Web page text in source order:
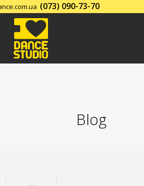
(073) 090-73-70
обратный звонок
Blog